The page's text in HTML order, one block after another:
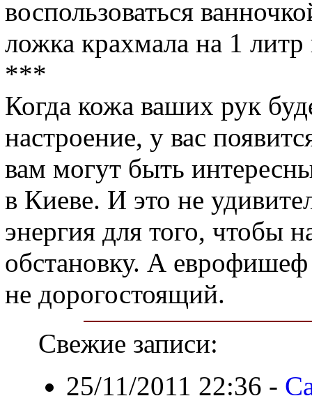
воспользоваться
ложка крахмала на 1
***
Когда кожа ваших рук
настроение, у вас
вам могут быть
в Киеве. И это не
энергия для того, чтобы
обстановку. А
не дорогостоящий.
Свежие записи:
25/11/2011 22:36 -